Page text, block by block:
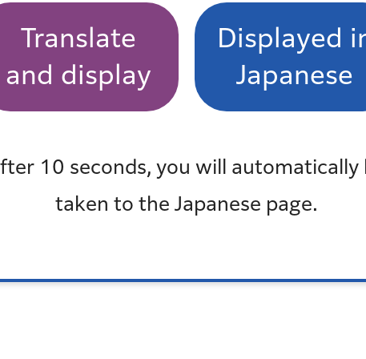
Translate
and display
Displayed
Japanese
10 seconds, you will automatically
taken to the Japanese page.